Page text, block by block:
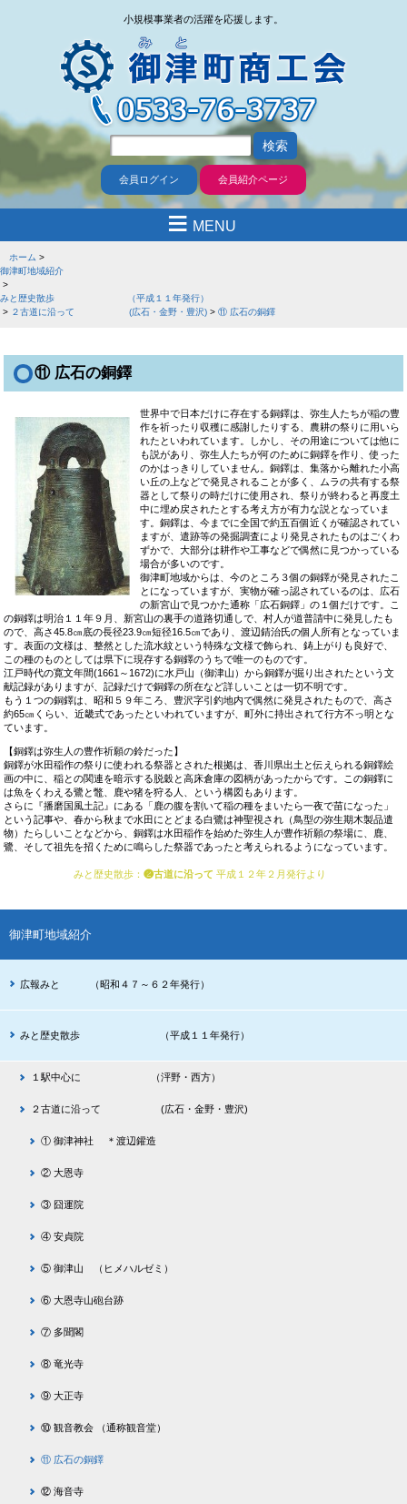
小規模事業者の活躍を応援します。
会員ログイン 会員紹介ページ
≡ MENU
ホーム
御津町地域紹介
みと歴史散歩 （平成１１年発行）
２古道に沿って (広石・金野・豊沢)
⑪ 広石の銅鐸
⑪ 広石の銅鐸
世界中で日本だけに存在する銅鐸は、弥生人たちが稲の豊
作を祈ったり収穫に感謝したりする、農耕の祭りに用いら
れたといわれています。しかし、その用途については他に
も説があり、弥生人たちが何のために銅鐸を作り、使った
のかはっきりしていません。銅鐸は、集落から離れた小高
い丘の上などで発見されることが多く、ムラの共有する祭
器として祭りの時だけに使用され、祭りが終わると再度土
中に埋め戻されたとする考え方が有力な説となっていま
す。銅鐸は、今までに全国で約五百個近くが確認されてい
ますが、遣跡等の発掘調査により発見されたものはごくわ
ずかで、大部分は耕作や工事などで偶然に見つかっている
場合が多いのです。
御津町地域からは、今のところ３個の銅鐸が発見されたこ
とになっていますが、実物が確っ認されているのは、広石
の新宮山で見つかた通称「広石銅鐸」の１個だけです。こ
の銅鐸は明治１１年９月、新宮山の裏手の道路切通しで、村人が道普請中に発見したも
ので、高さ45.8㎝底の長径23.9㎝短径16.5㎝であり、渡辺錆治氏の個人所有となっていま
す。表面の文様は、整然とした流水紋という特殊な文様で飾られ、鋳上がりも良好で、
この種のものとしては県下に現存する銅鐸のうちで唯一のものです。
江戸時代の寛文年間(1661～1672)に水戸山（御津山）から銅鐸が掘り出されたという文
献記録がありますが、記録だけで銅鐸の所在など詳しいことは一切不明です。
もう１つの銅鐸は、昭和５９年ころ、豊沢字引釣地内で偶然に発見されたもので、高さ
約65㎝くらい、近畿式であったといわれていますが、町外に持出されて行方不っ明とな
ています。
【銅鐸は弥生人の豊作祈願の鈴だった】
銅鐸が水田稲作の祭りに使われる祭器とされた根拠は、香川県出土と伝えられる銅鐸絵
画の中に、稲との関連を暗示する脱穀と高床倉庫の図柄があったからです。この銅鐸に
は魚をくわえる鷺と鼈、鹿や猪を狩る人、という構図もあります。
さらに『播磨国風土記』にある「鹿の腹を割いて稲の種をまいたら一夜で苗になった」
という記事や、春から秋まで水田にとどまる白鷺は神聖視され（鳥型の弥生期木製品遣
物）たらしいことなどから、銅鐸は水田稲作を始めた弥生人が豊作祈願の祭場に、鹿、
鷺、そして祖先を招くために鳴らした祭器であったと考えられるようになっています。
みと歴史散歩 ：❷古道に沿って 平成１２年２月発行より
御津町地域紹介
広報みと （昭和４７～６２年発行）
みと歴史散歩 （平成１１年発行）
１駅中心に （泙野・西方）
２古道に沿って (広石・金野・豊沢)
① 御津神社 ＊渡辺鑵造
② 大恩寺
③ 囧運院
④ 安貞院
⑤ 御津山 （ヒメハルゼミ）
⑥ 大恩寺山砲台跡
⑦ 多聞閣
⑧ 竜光寺
⑨ 大正寺
⑩ 観音教会 （通称観音堂）
⑪ 広石の銅鐸
⑫ 海音寺